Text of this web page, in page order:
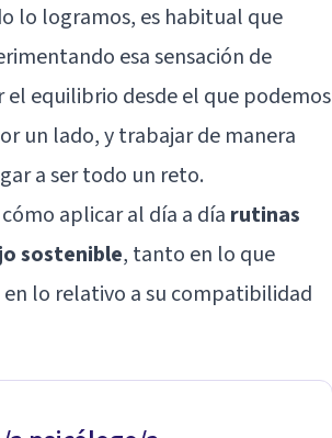
lo logramos, es habitual que
esa sensación de
el equilibrio desde el que podemos
un lado, y trabajar de manera
a ser todo un reto.
aplicar al día a día rutinas
sostenible, tanto en lo que
lo relativo a su compatibilidad